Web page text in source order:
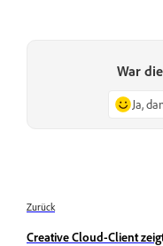
War
Ja,
Zurück
Creative Cloud-Client